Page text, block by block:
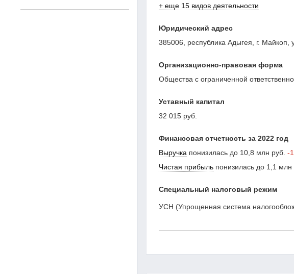
+ еще 15 видов деятельности
Юридический адрес
385006, республика Адыгея, г. Майкоп,
Организационно-правовая форма
Общества с ограниченной
Уставный капитал
32 015 руб.
Финансовая отчетность за 2022 год
Выручка понизилась до 10,8 млн руб. -
Чистая прибыль понизилась до 1,1 млн
Специальный налоговый режим
УСН (Упрощенная система